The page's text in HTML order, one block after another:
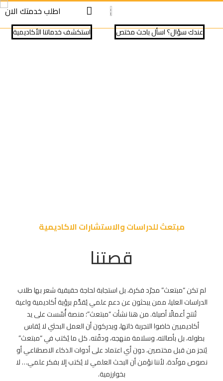
اطلب خدمتك الان
⁠استكشف خدماتنا الأكاديمية عندك سؤال؟ اسأل باحث مختص
مبتعث للدراسات والاستشارات الاكاديمية
قصتنا
لم تكن “مبتعث” مجرّد فكرة، بل استجابة لحاجة حقيقية شعر بها طلاب
الدراسات العليا، ممن يبحثون عن دعم علمي يُقدَّم برؤية أكاديمية واعية
تُنتج أعمالًا أصيلة. من هنا نشأت “مبتعث”؛ منصة أُسّست على يد
أكاديميين خاضوا التجربة ذاتها، ويدركون أن العمل البحثي لا يُقاس
بطوله، بل بأصالته، وسلامة منهجه، ودقّته. كل ما يُكتب في “مبتعث”
يُنجز من قبل مختصين، دون أي اعتماد على أدوات الذكاء الاصطناعي أو
نصوص مولّدة. لأننا نؤمن أن البحث العلمي لا يُكتب إلا بفكر علمي… لا
بخوارزمية.